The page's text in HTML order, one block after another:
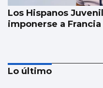
Los Hispanos
imponerse a Francia
Lo último